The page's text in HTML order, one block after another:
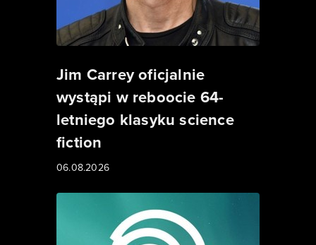
Jim Carrey oficjalnie
wystąpi w reboocie 64-
letniego klasyku science
fiction
06.08.2026